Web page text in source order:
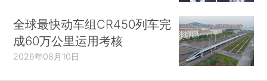
全球最快动车组CR450列车完
成60万公里运用考核
2026年08月10日